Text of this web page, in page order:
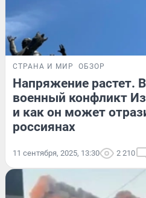
СТРАНА И МИР ОБЗОР
Напряжение растет.
военный конфликт
и как он может
россиянах
11 сентября, 2025, 13:30 2 210